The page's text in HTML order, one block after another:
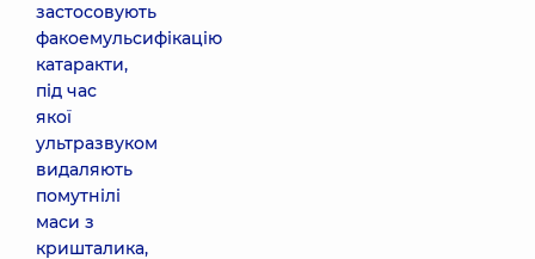
застосовують
факоемульсифікацію
катаракти,
під час
якої
ультразвуком
видаляють
помутнілі
маси з
кришталика,